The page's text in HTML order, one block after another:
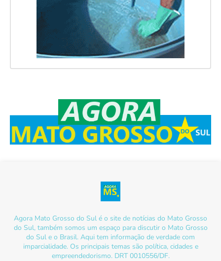
Agora Mato Grosso do Sul é o site de notícias do Mato Grosso
do Sul, também somos um espaço para discutir o Mato Grosso
do Sul e o Brasil. Aqui tem informação de verdade com
imparcialidade. Os principais temas são política, cidades e
empreendedorismo. DRT 0010556/DF.